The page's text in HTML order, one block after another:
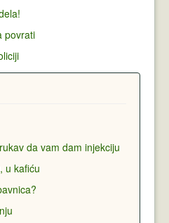
povrati
da vam dam injekciju
u kafiću